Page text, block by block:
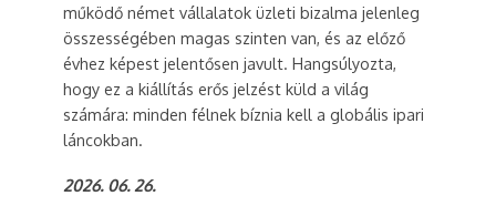
működő német vállalatok üzleti bizalma jelenleg
összességében magas szinten van, és az előző
évhez képest jelentősen javult. Hangsúlyozta,
hogy ez a kiállítás erős jelzést küld a világ
számára: minden félnek bíznia kell a globális ipari
láncokban.
2026. 06. 26.